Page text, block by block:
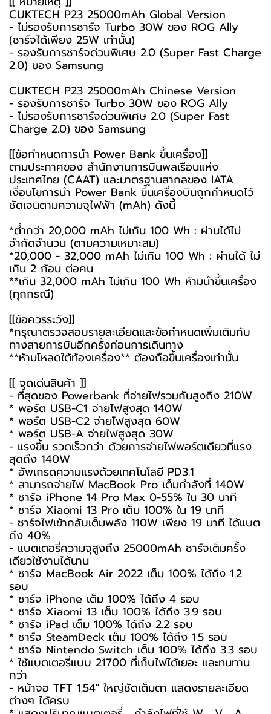
CUKTECH P23 25000mAh Global Version
- ไม่รองรับการชาร์จ Turbo 30W ของ ROG Ally
(ชาร์จได้เพียง 25W เท่านั้น)
- รองรับการชาร์จด่วนพิเศษ 2.0 (Super Fast Charge
2.0) ของ Samsung
CUKTECH P23 25000mAh Chinese Version
- รองรับการชาร์จ Turbo 30W ของ ROG Ally
- ไม่รองรับการชาร์จด่วนพิเศษ 2.0 (Super Fast
Charge 2.0) ของ Samsung
[[ข้อกำหนดการนำ Power Bank ขึ้นเครื่อง]]
ตามประกาศของ สำนักงานการบินพลเรือนแห่ง
ประเทศไทย (CAAT) และมาตรฐานสากลของ IATA
เงื่อนไขการนำ Power Bank ขึ้นเครื่องบินถูกกำหนดไว้
ชัดเจนตามความจุไฟฟ้า (mAh) ดังนี้
*ต่ำกว่า 20,000 mAh ไม่เกิน 100 Wh : ผ่านได้ไม่
จำกัดจำนวน (ตามความเหมาะสม)
*20,000 - 32,000 mAh ไม่เกิน 100 Wh : ผ่านได้ ไม่
เกิน 2 ก้อน ต่อคน
**เกิน 32,000 mAh ไม่เกิน 100 Wh ห้ามนำขึ้นเครื่อง
(ทุกกรณี)
[[ข้อควรระวัง]]
*กรุณาตรวจสอบรายละเอียดและข้อกำหนดเพิ่มเติมกับ
ทางสายการบินอีกครั้งก่อนการเดินทาง
**ห้ามโหลดใต้ท้องเครื่อง** ต้องถือขึ้นเครื่องเท่านั้น
[[ จุดเด่นสินค้า ]]
- ที่สุดของ Powerbank ที่จ่ายไฟรวมกันสูงถึง 210W
* พอร์ต USB-C1 จ่ายไฟสูงสุด 140W
* พอร์ต USB-C2 จ่ายไฟสูงสุด 60W
* พอร์ต USB-A จ่ายไฟสูงสุด 30W
- แรงขึ้น รวดเร็วกว่า ด้วยการจ่ายไฟพอร์ตเดียวที่แรง
สุดถึง 140W
* อัพเกรดความแรงด้วยเทคโนโลยี PD3.1
* สามารถจ่ายไฟ MacBook Pro เต็มกำลังที่ 140W
* ชาร์จ iPhone 14 Pro Max 0-55% ใน 30 นาที
* ชาร์จ Xiaomi 13 Pro เต็ม 100% ใน 19 นาที
- ชาร์จไฟเข้ากลับเต็มพลัง 110W เพียง 19 นาที ได้แบต
ถึง 40%
- แบตเตอรี่ความจุสูงถึง 25000mAh ชาร์จเต็มครั้ง
เดียวใช้งานได้นาน
* ชาร์จ MacBook Air 2022 เต็ม 100% ได้ถึง 1.2
รอบ
* ชาร์จ iPhone เต็ม 100% ได้ถึง 4 รอบ
* ชาร์จ Xiaomi 13 เต็ม 100% ได้ถึง 3.9 รอบ
* ชาร์จ iPad เต็ม 100% ได้ถึง 2.2 รอบ
* ชาร์จ SteamDeck เต็ม 100% ได้ถึง 1.5 รอบ
* ชาร์จ Nintendo Switch เต็ม 100% ได้ถึง 3.3 รอบ
* ใช้แบตเตอรี่แบบ 21700 ที่เก็บไฟได้เยอะ และทนทาน
กว่า
- หน้าจอ TFT 1.54" ใหญ่ชัดเต็มตา แสดงรายละเอียด
ต่างๆ ได้ครบ